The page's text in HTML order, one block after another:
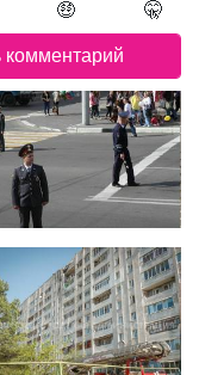
🤑 🤫